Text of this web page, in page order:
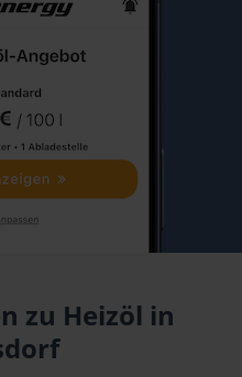
zu Heizöl in